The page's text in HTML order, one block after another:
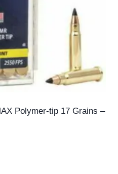
Polymer-tip 17 Grains –